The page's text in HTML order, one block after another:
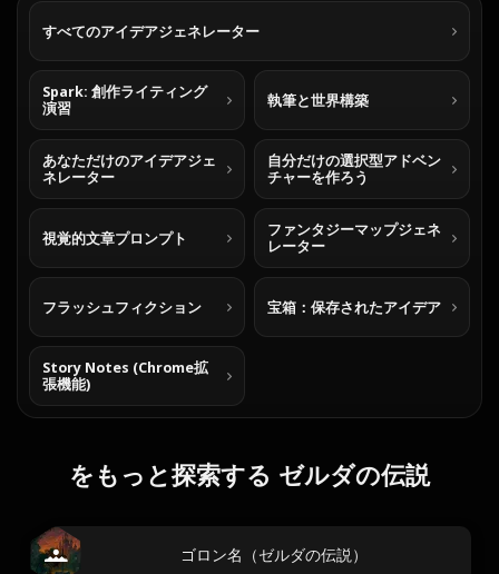
すべてのアイデアジェネレーター
Spark: 創作ライティング
演習
執筆と世界構築
あなただけのアイデアジェ
ネレーター
自分だけの選択型アドベン
チャーを作ろう
視覚的文章プロンプト
ファンタジーマップジェネ
レーター
フラッシュフィクション 宝箱：保存されたアイデア
Story Notes (Chrome拡
張機能)
をもっと探索する ゼルダの伝説
ゴロン名（ゼルダの伝説）